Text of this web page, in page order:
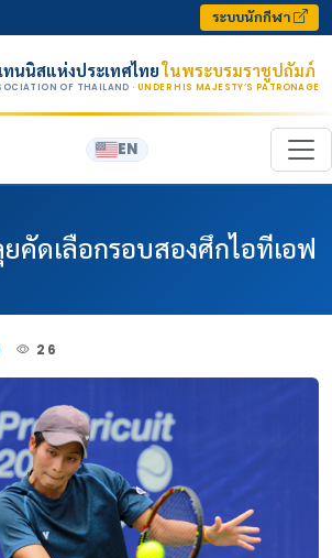
ระบบนักกีฬา
นนิสแห่งประเทศไทยในพระบรมราชูปถัมภ์
OF THAILAND · UNDER HIS MAJESTY’S PATRONAGE
EN
ยคัดเลือกรอบสองศึกไอทีเอฟ
26